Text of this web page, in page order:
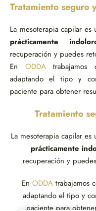
Tratamiento seguro
La mesoterapia capilar
prácticamente
recuperación y puedes
En ODDA
adaptando el tipo y
paciente para obtener
Tratamiento
La mesoterapia capilar
prácticamente
recuperación y
En ODDA trabajamos
adaptando el tipo y
paciente para